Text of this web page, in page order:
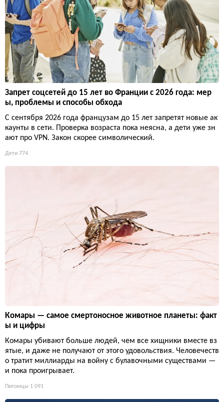
Запрет соцсетей до 15 лет во Франции с 2026 года: мер
ы, проблемы и способы обхода
С сентября 2026 года французам до 15 лет запретят новые ак
каунты в сети. Проверка возраста пока неясна, а дети уже зн
ают про VPN. Закон скорее символический.
Дети 774
Комары — самое смертоносное животное планеты: факт
ы и цифры
Комары убивают больше людей, чем все хищники вместе вз
ятые, и даже не получают от этого удовольствия. Человечеств
о тратит миллиарды на войну с булавочными существами —
и пока проигрывает.
Питомцы 1 091